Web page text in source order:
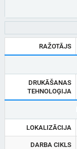
RAŽOTĀJS
DRUKĀŠANAS
TEHNOLOĢIJA
LOKALIZĀCIJA
DARBA CIKLS